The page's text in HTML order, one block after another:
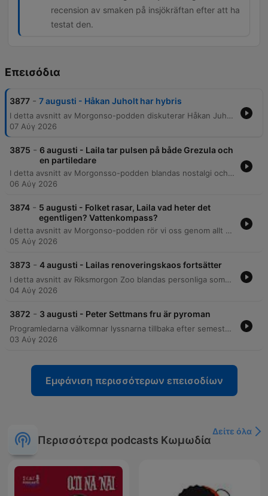
recension av smaken på insjökräftan efter att ha
testat den.
Επεισόδια
3877 - 7 augusti - Håkan Juholt har hybris
I detta avsnitt av Morgonso-podden diskuterar Håkan Juholt och programledarna allt från musikval och kändisnyheter till personliga anekdoter. Programmet tar med lyssnarna genom nyheter om Bruno Mars kontroversiella biljetter, en hyllning till soul-legenden Martha Reeves samt Håkan Juholts minnen från Island och Sydafrika. Samtalet rör sig vidare till lättsamma ämnen som betydelsen av ordet 'isch', matrabatter i mataffärer och kräftskivans etikett. Avsnittet innehåller även ett smaktest av insjökräftor, musiknyheter kring Timbaland och en tävling med gästen My från Vännersberg.
07 Αύγ 2026
3875 - 6 augusti - Laila tar pulsen på både Grezula och
en partiledare
I detta avsnitt av Morgonsso-podden blandas nostalgi och nyheter med personliga reflektioner. Programledarna diskuterar allt från kräftskivans framtid och kändisars närvaro i Stockholm till vardagliga utmaningar som frisörångest och misslyckad fönsterputsning. Samtalet rör sig vidare genom ämnen som sociala mediers hårda ton mot politiker, en intervju med artisten Gresola, samt en bilfärd med Miljöpartiets Daniel Heldén. Avsnittet avslutas med lyssnarinslag i Familjerådet om relationer mellan föräldrar och barn samt en spännande tävling.
06 Αύγ 2026
3874 - 5 augusti - Folket rasar, Laila vad heter det
egentligen? Vattenkompass?
I detta avsnitt av Morgonso-podden rör vi oss genom allt från festivalnyheter och populärkultur till personliga reflektioner. Vi diskuterar kommande evenemang som Riks-FM-festivalen, pratar om tv-serien Ted Lasso och minns den nyligen bortgångna Linda Hammar. Programledarna delar även med sig av vardagliga funderingar kring allt från tandhygienistbesök och brittiska kexvanor till nya boendetrender för äldre. Vi avslutar med interaktiva tävlingar, ordjakter och lyssnarinslag om drömmar om framtiden.
05 Αύγ 2026
3873 - 4 augusti - Lailas renoveringskaos fortsätter
I detta avsnitt av Riksmorgon Zoo blandas personliga sommaranekdoter med allt från vardagskaos och bostadsrättskonflikter till diskussioner om åldersskillnader i relationer. Programledarna delar med sig av sina bästa (och sämsta) minnen från sommaren, inklusive Lailas renoveringsmisslyckanden och traumatiska upplevelser med utedass. Programmet innehåller även spännande tävlingar som Ordjakten och Sverige mot morgonso, samt diskussioner kring aktuella nyheter, dokumentärtips och lyssnarfrågor i Familjerådet.
04 Αύγ 2026
3872 - 3 augusti - Peter Settmans fru är pyroman
Programledarna välkomnar lyssnarna tillbaka efter semestern till Morgonsso-podden. Avsnittet bjuder på allt från rykten om Dua Lipas besök på Södermalm och personliga sommarminnen, till praktiska tips för vattenskadade mobiler och diskussioner kring aktuella nyhetsrubriker. I studion återvänder även Peter Zettman och den nya kollegan Erik Myrlund. Programmet innehåller tävlingsmoment som Instagram-gissning och en lek mellan Sverige och morgonså, samt avrundas med humoristiska lokala nyheter.
03 Αύγ 2026
Εμφάνιση περισσότερων επεισοδίων
Περισσότερα podcasts Κωμωδία
Δείτε όλα